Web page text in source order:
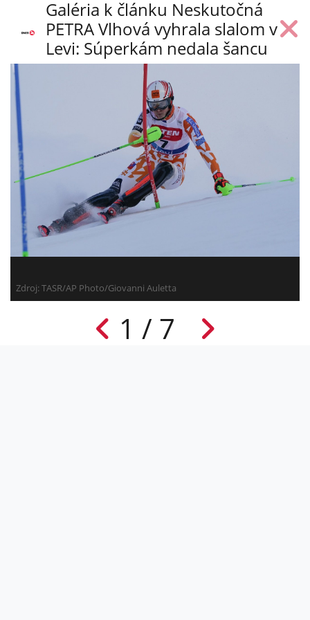
Galéria k článku Neskutočná
PETRA Vlhová vyhrala slalom v
Levi: Súperkám nedala šancu
Zdroj: TASR/AP Photo/Giovanni Auletta
1 / 7